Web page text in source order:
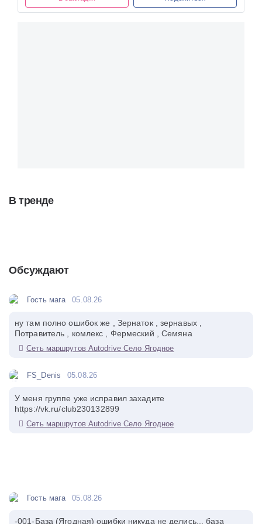
В тренде
Обсуждают
Гость мага 05.08.26
ну там полно ошибок же , Зернаток , зернавых ,
Потравитель , комлекс , Фермеский , Семяна
Сеть маршрутов Autodrive Село Ягодное
FS_Denis 05.08.26
У меня группе уже исправил захадите
https://vk.ru/club230132899
Сеть маршрутов Autodrive Село Ягодное
Гость мага 05.08.26
-001-База (Ягодная) ошибки никуда не делись... база